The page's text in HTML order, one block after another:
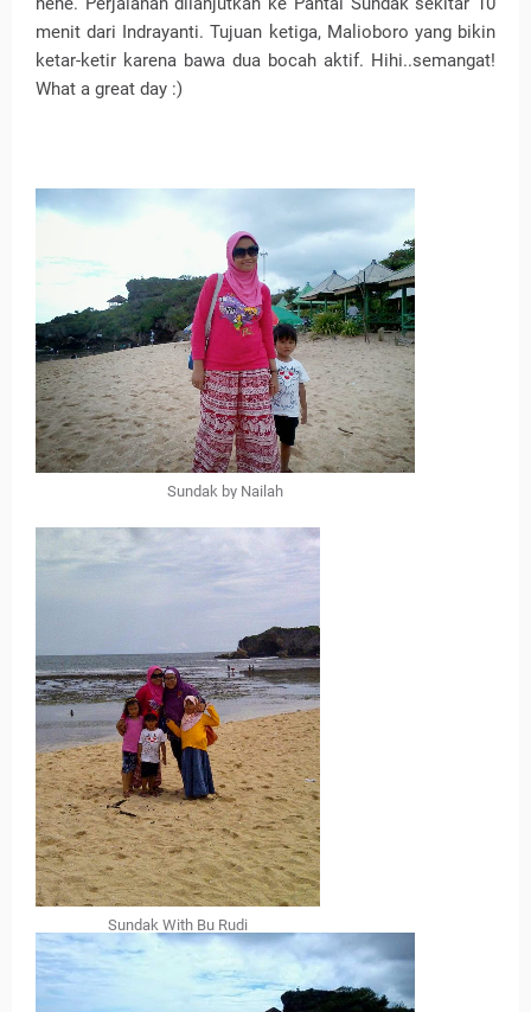
menit dari Indrayanti. Tujuan ketiga, Malioboro yang bikin
ketar-ketir karena bawa dua bocah aktif. Hihi..semangat!
What a great day :)
Sundak by Nailah
Sundak With Bu Rudi